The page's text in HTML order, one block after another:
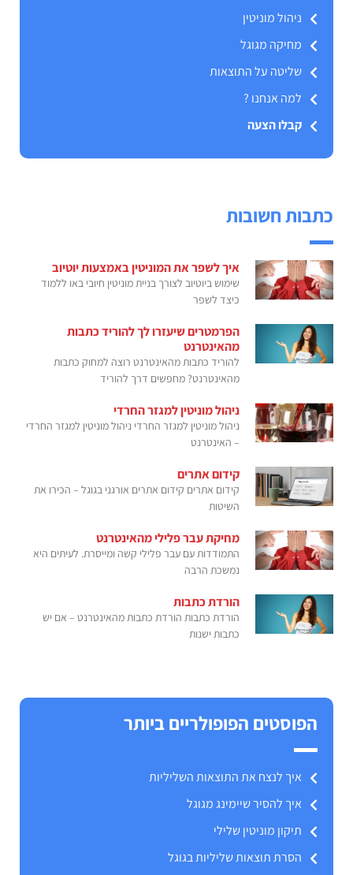
ניהול מוניטין
מחיקה מגוגל
שליטה על התוצאות
למה אנחנו ?
קבלו הצעה
כתבות חשובות
איך לשפר את המוניטין באמצעות יוטיוב
שימוש ביוטיוב לצורך בניית מוניטין חיובי באו ללמוד
כיצד לשפר
הפרמטרים שיעזרו לך להוריד כתבות
מהאינטרנט
להוריד כתבות מהאינטרנט רוצה למחוק כתבות
מהאינטרנט? מחפשים דרך להוריד
ניהול מוניטין למגזר החרדי
ניהול מוניטין למגזר החרדי ניהול מוניטין למגזר החרדי
– האינטרנט
קידום אתרים
קידום אתרים קידום אתרים אורגני בגוגל – הכירו את
השיטות
מחיקת עבר פלילי מהאינטרנט
התמודדות עם עבר פלילי קשה ומייסרת. לעיתים היא
נמשכת הרבה
הורדת כתבות
הורדת כתבות הורדת כתבות מהאינטרנט – אם יש
כתבות ישנות
הפוסטים הפופולריים ביותר
איך לנצח את התוצאות השליליות
איך להסיר שיימינג מגוגל
תיקון מוניטין שלילי
הסרת תוצאות שליליות בגוגל